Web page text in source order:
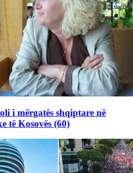
i mërgatës shqiptare në
të Kosovës (60)